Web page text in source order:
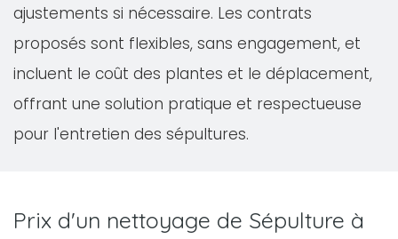
ajustements si nécessaire. Les contrats
proposés sont flexibles, sans engagement, et
incluent le coût des plantes et le déplacement,
offrant une solution pratique et respectueuse
pour l'entretien des sépultures.
Prix d'un nettoyage de Sépulture à